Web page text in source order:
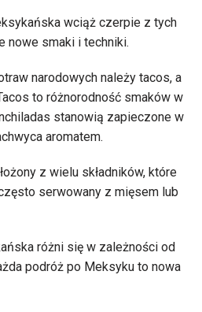
wciąż czerpie z tych
nowe smaki i techniki.
narodowych należy tacos, a
to różnorodność smaków w
stanowią zapieczone w
aromatem.
z wielu składników, które
serwowany z mięsem lub
różni się w zależności od
podróż po Meksyku to nowa